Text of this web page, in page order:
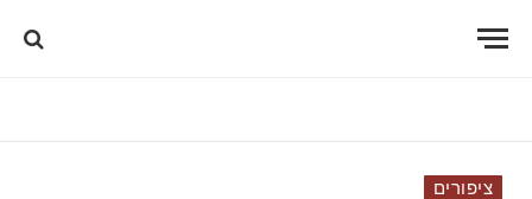
ציפורים